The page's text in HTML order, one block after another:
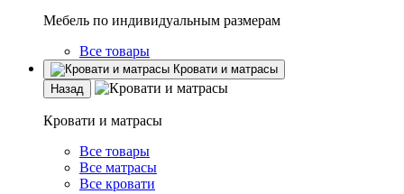
Мебель по индивидуальным размерам
Все товары
Кровати и матрасы
Назад
Кровати и матрасы
Все товары
Все матрасы
Все кровати